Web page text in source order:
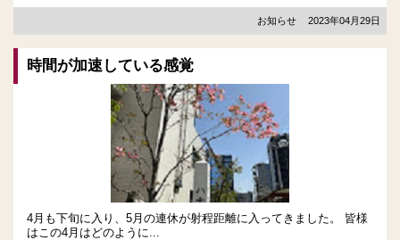
お知らせ 2023年04月29日
時間が加速している感覚
4月も下旬に入り、5月の連休が射程距離に入ってきました。 皆様
はこの4月はどのように...